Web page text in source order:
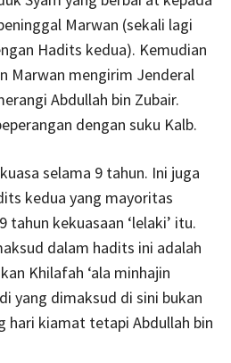
Marwan (sekali lagi
Hadits kedua). Kemudian
Marwan mengirim Jenderal
Abdullah bin Zubair.
dengan suku Kalb.
selama 9 tahun. Ini juga
kedua yang mayoritas
tahun kekuasaan ‘lelaki’ itu.
dalam hadits ini adalah
Khilafah ‘ala minhajin
yang dimaksud di sini bukan
hari kiamat tetapi Abdullah bin